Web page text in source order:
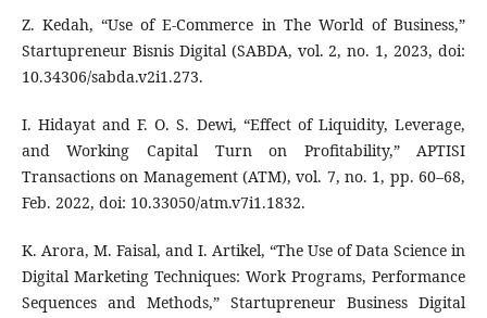
Z. Kedah, “Use of E-Commerce in The World of Business,”
Startupreneur Bisnis Digital (SABDA, vol. 2, no. 1, 2023, doi:
10.34306/sabda.v2i1.273.
I. Hidayat and F. O. S. Dewi, “Effect of Liquidity, Leverage,
and Working Capital Turn on Profitability,” APTISI
Transactions on Management (ATM), vol. 7, no. 1, pp. 60–68,
Feb. 2022, doi: 10.33050/atm.v7i1.1832.
K. Arora, M. Faisal, and I. Artikel, “The Use of Data Science in
Digital Marketing Techniques: Work Programs, Performance
Sequences and Methods,” Startupreneur Business Digital